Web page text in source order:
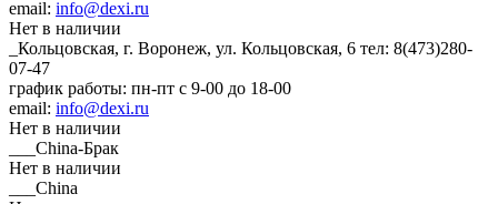
email: info@dexi.ru
Нет в наличии
_Кольцовская, г. Воронеж, ул. Кольцовская, 6 тел: 8(473)280-
07-47
график работы: пн-пт с 9-00 до 18-00
email: info@dexi.ru
Нет в наличии
___China-Брак
Нет в наличии
___China